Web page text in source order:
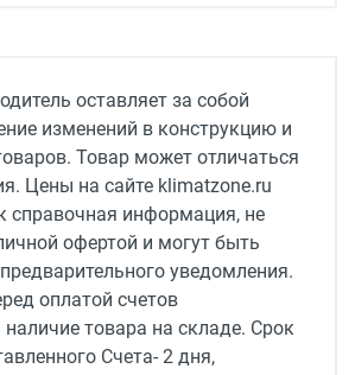
оставляет за собой
изменений в конструкцию и
Товар может отличаться
Цены на сайте klimatzone.ru
справочная информация, не
офертой и могут быть
уведомления.
оплатой счетов
товара на складе. Срок
Счета- 2 дня,